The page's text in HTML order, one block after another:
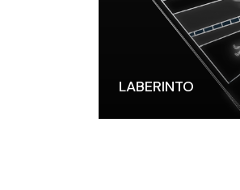
LABERINTO